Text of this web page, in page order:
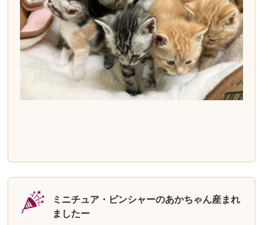
ミニチュア・ピンシャーのあかちゃん産まれ
ましたー